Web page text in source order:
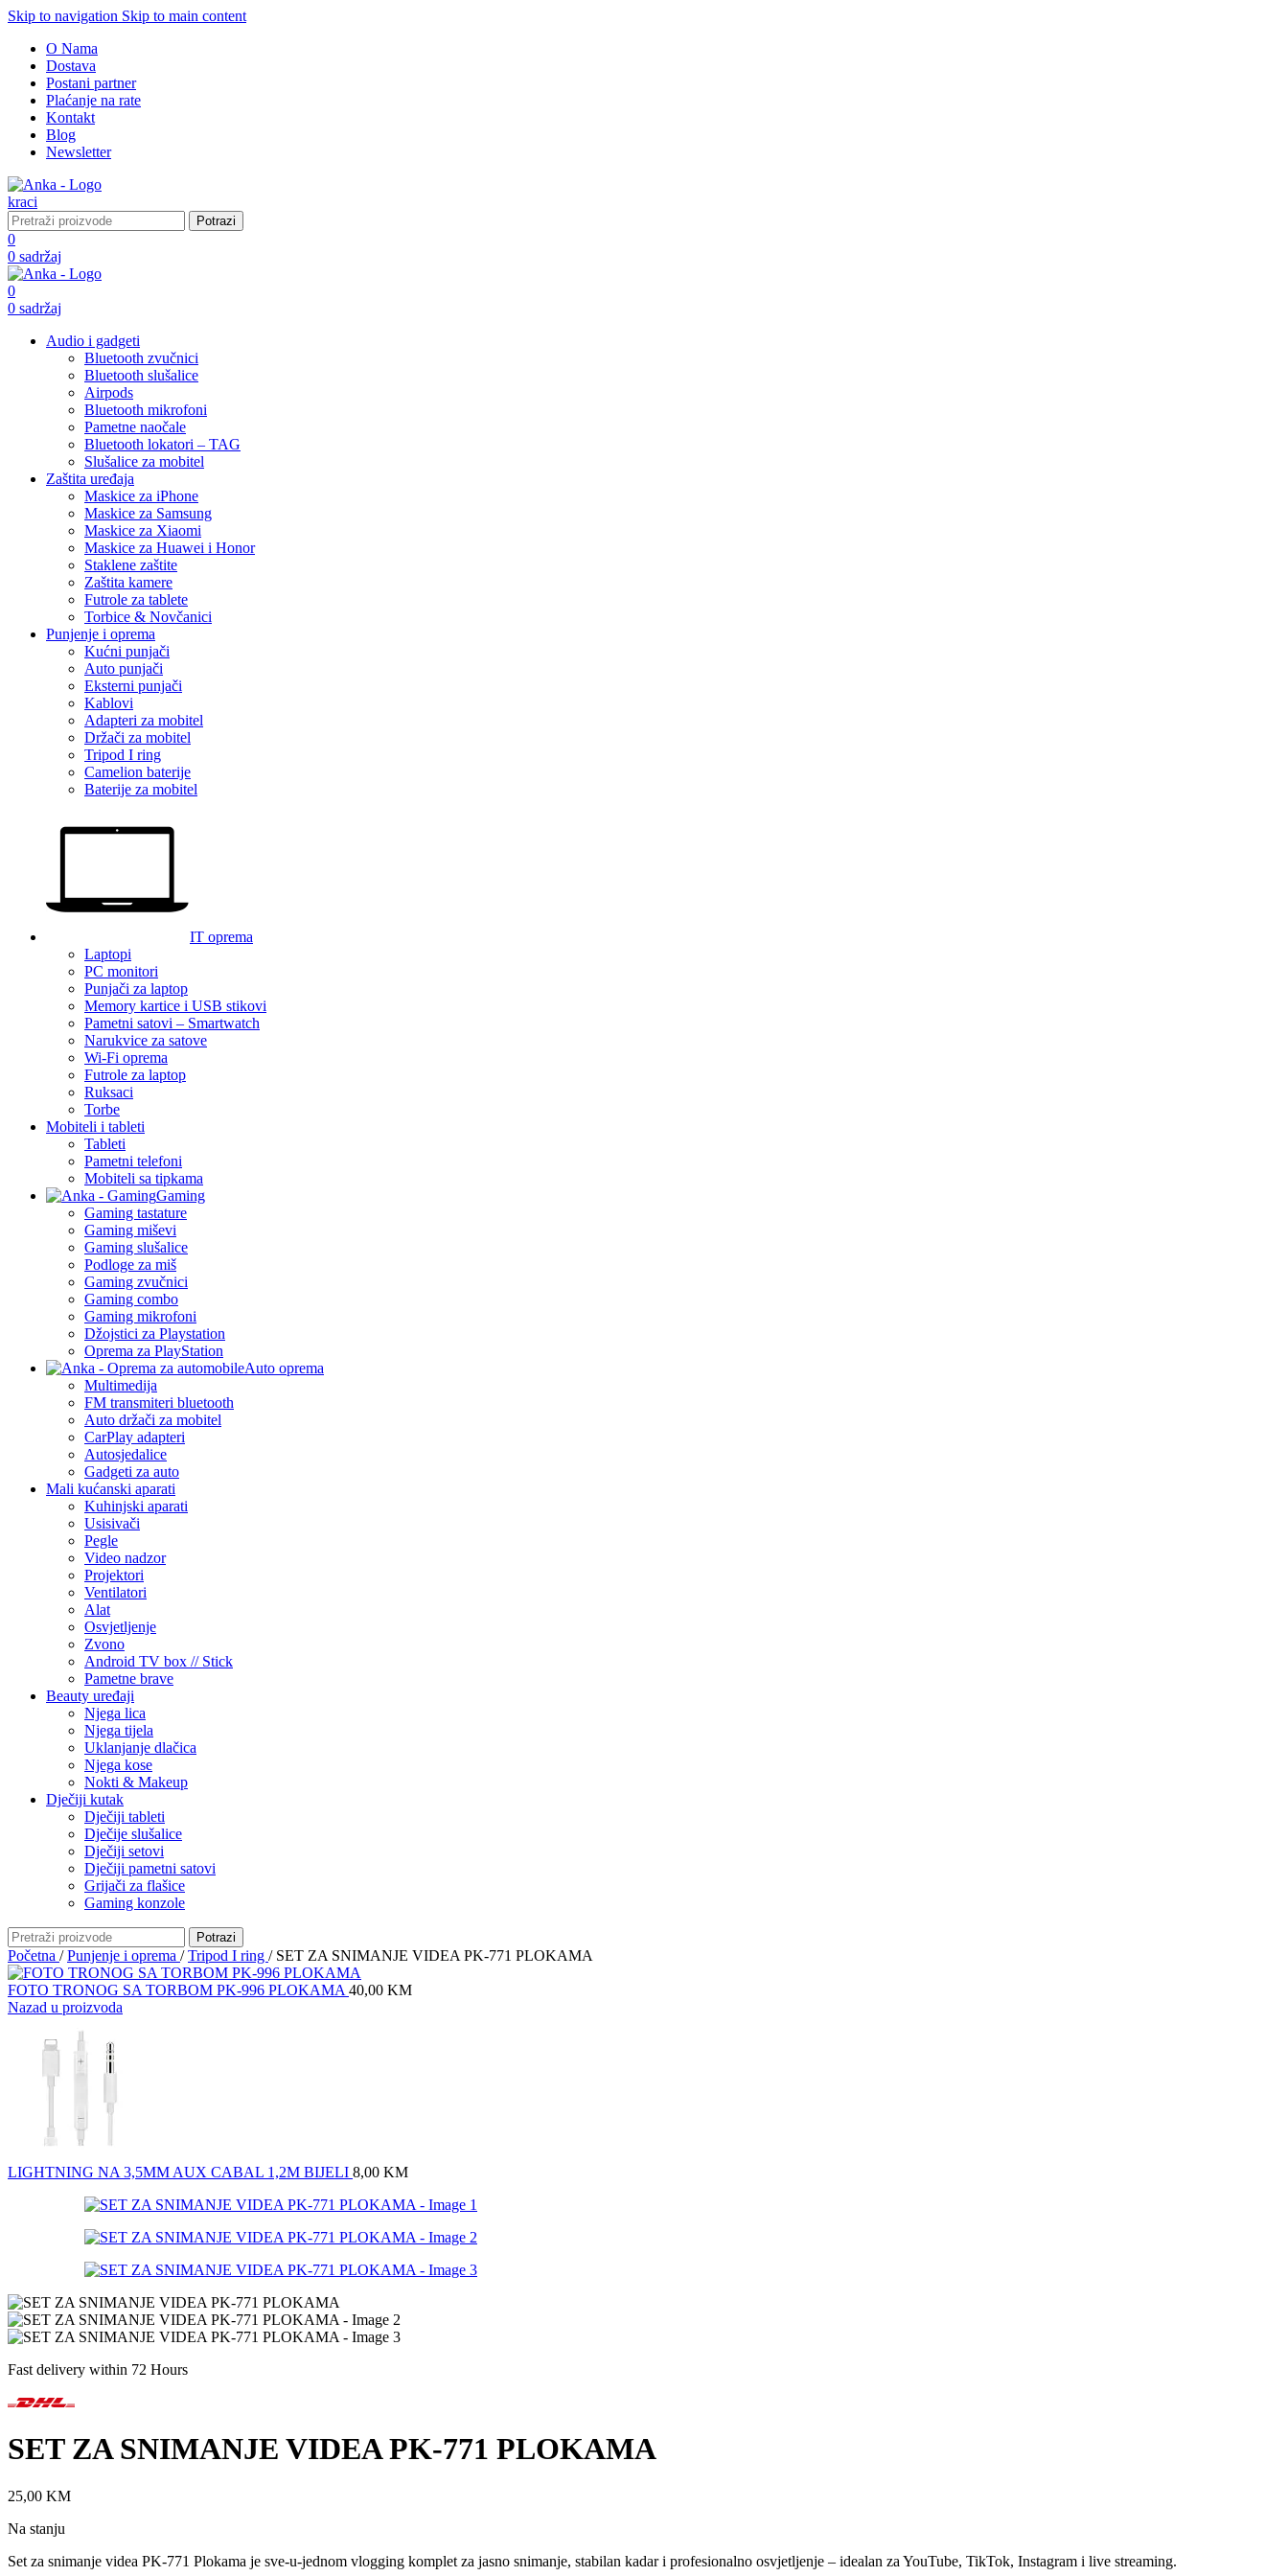
Skip to navigation Skip to main content
O Nama
Dostava
Postani partner
Plaćanje na rate
Kontakt
Blog
Newsletter
Potrazi
0
0 sadržaj
0
0 sadržaj
Audio i gadgeti
Bluetooth zvučnici
Bluetooth slušalice
Airpods
Bluetooth mikrofoni
Pametne naočale
Bluetooth lokatori – TAG
Slušalice za mobitel
Zaštita uređaja
Maskice za iPhone
Maskice za Samsung
Maskice za Xiaomi
Maskice za Huawei i Honor
Staklene zaštite
Zaštita kamere
Futrole za tablete
Torbice & Novčanici
Punjenje i oprema
Kućni punjači
Auto punjači
Eksterni punjači
Kablovi
Adapteri za mobitel
Držači za mobitel
Tripod I ring
Camelion baterije
Baterije za mobitel
IT oprema
Laptopi
PC monitori
Punjači za laptop
Memory kartice i USB stikovi
Pametni satovi – Smartwatch
Narukvice za satove
Wi-Fi oprema
Futrole za laptop
Ruksaci
Torbe
Mobiteli i tableti
Tableti
Pametni telefoni
Mobiteli sa tipkama
Gaming
Gaming tastature
Gaming miševi
Gaming slušalice
Podloge za miš
Gaming zvučnici
Gaming combo
Gaming mikrofoni
Džojstici za Playstation
Oprema za PlayStation
Auto oprema
Multimedija
FM transmiteri bluetooth
Auto držači za mobitel
CarPlay adapteri
Autosjedalice
Gadgeti za auto
Mali kućanski aparati
Kuhinjski aparati
Usisivači
Pegle
Video nadzor
Projektori
Ventilatori
Alat
Osvjetljenje
Zvono
Android TV box // Stick
Pametne brave
Beauty uređaji
Njega lica
Njega tijela
Uklanjanje dlačica
Njega kose
Nokti & Makeup
Dječiji kutak
Dječiji tableti
Dječije slušalice
Dječiji setovi
Dječiji pametni satovi
Grijači za flašice
Gaming konzole
Potrazi
Početna / Punjenje i oprema / Tripod I ring / SET ZA SNIMANJE VIDEA PK-771 PLOKAMA
FOTO TRONOG SA TORBOM PK-996 PLOKAMA 40,00 KM
Nazad u proizvoda
LIGHTNING NA 3,5MM AUX CABAL 1,2M BIJELI 8,00 KM
Fast delivery within 72 Hours
SET ZA SNIMANJE VIDEA PK-771 PLOKAMA
25,00 KM
Na stanju
Set za snimanje videa PK-771 Plokama je sve-u-jednom vlogging komplet za jasno snimanje, stabilan kadar i profesionalno osvjetljenje – idealan za YouTube, TikTok, Instagram i live streaming.